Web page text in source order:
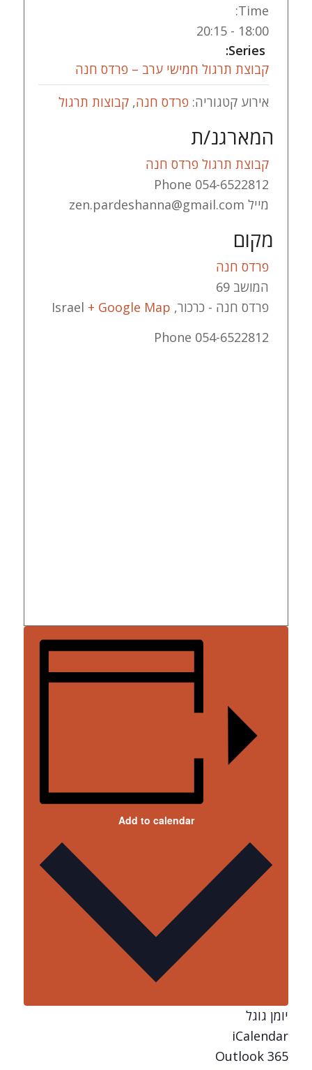
Time:
18:00 - 20:15
Series:
קבוצת תרגול חמישי ערב – פרדס חנה
אירוע קטגוריה: פרדס חנה, קבוצות תרגול
המארגנ/ת
קבוצת תרגול פרדס חנה
Phone 054-6522812
מייל zen.pardeshanna@gmail.com
מקום
פרדס חנה
המושב 69
פרדס חנה - כרכור,
Israel + Google Map
Phone 054-6522812
Add to calendar
יומן גוגל
iCalendar
Outlook 365